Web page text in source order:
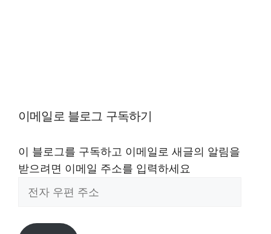
이메일로 블로그 구독하기
이 블로그를 구독하고 이메일로 새글의 알림을
받으려면 이메일 주소를 입력하세요